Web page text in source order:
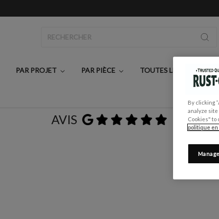
PAR PROJET PAR PIÈCE TOUTES LES
AVIS
By clicking
analyze
Cookies" to
politique